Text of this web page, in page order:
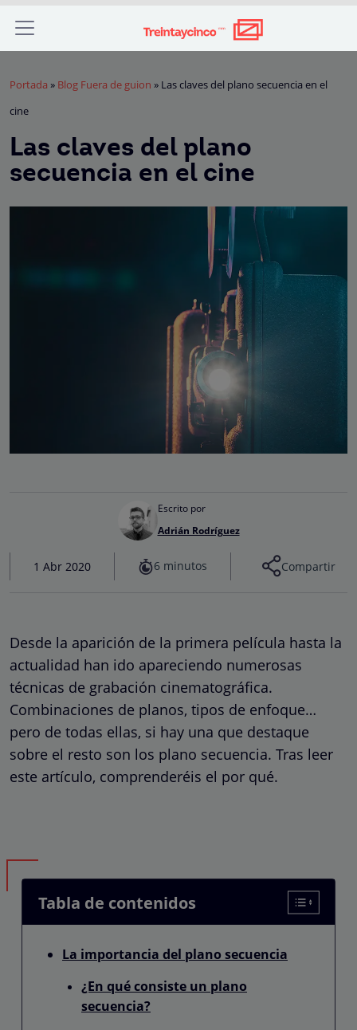
Portada » Blog Fuera de guion » Las claves del plano secuencia en el
cine
Las claves del plano
secuencia en el cine
Escrito por
Adrián Rodríguez
1 Abr 2020 6 minutos Compartir
Desde la aparición de la primera película hasta la
actualidad han ido apareciendo numerosas
técnicas de grabación cinematográfica.
Combinaciones de planos, tipos de enfoque…
pero de todas ellas, si hay una que destaque
sobre el resto son los plano secuencia. Tras leer
este artículo, comprenderéis el por qué.
Tabla de contenidos
La importancia del plano secuencia
¿En qué consiste un plano
secuencia?